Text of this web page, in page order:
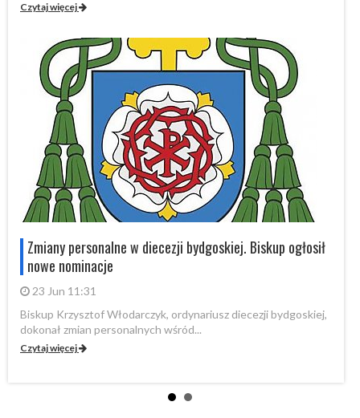
Czytaj więcej
Zmiany personalne w diecezji bydgoskiej. Biskup ogłosił
nowe nominacje
23 Jun 11:31
Biskup Krzysztof Włodarczyk, ordynariusz diecezji bydgoskiej,
dokonał zmian personalnych wśród...
Czytaj więcej